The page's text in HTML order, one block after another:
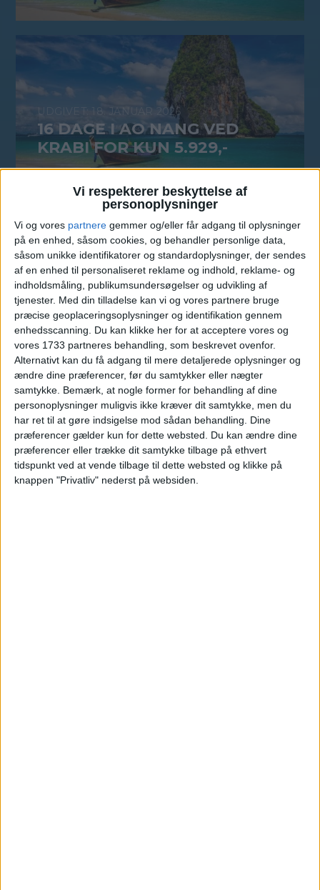
Vi respekterer beskyttelse af
personoplysninger
Vi og vores partnere gemmer og/eller får adgang til oplysninger
på en enhed, såsom cookies, og behandler personlige data,
såsom unikke identifikatorer og standardoplysninger, der sendes
af en enhed til personaliseret reklame og indhold, reklame- og
indholdsmåling, publikumsundersøgelser og udvikling af
tjenester. Med din tilladelse kan vi og vores partnere bruge
præcise geoplaceringsoplysninger og identifikation gennem
enhedsscanning. Du kan klikke her for at acceptere vores og
vores 1733 partneres behandling, som beskrevet ovenfor.
Alternativt kan du få adgang til mere detaljerede oplysninger og
ændre dine præferencer, før du samtykker eller nægter
samtykke. Bemærk, at nogle former for behandling af dine
personoplysninger muligvis ikke kræver dit samtykke, men du
har ret til at gøre indsigelse mod sådan behandling. Dine
præferencer gælder kun for dette websted. Du kan ændre dine
præferencer eller trække dit samtykke tilbage på ethvert
tidspunkt ved at vende tilbage til dette websted og klikke på
knappen "Privatliv" nederst på websiden.
18. JANUAR 2026
16 DAGE I AO NANG VED
KRABI FOR KUN 5.929,-
26. DECEMBER 2025
14 DAGE I AO NANG VED
KRABI FOR KUN 6.045,-
2. DECEMBER 2025
14 DAGE I AO NANG VED
KRABI FOR KUN 6.506,-